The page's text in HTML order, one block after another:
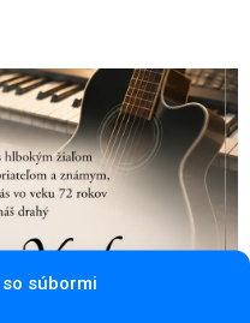
súbormi